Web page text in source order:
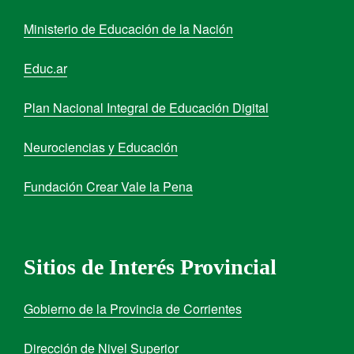
Ministerio de Educación de la Nación
Educ.ar
Plan Nacional Integral de Educación Digital
Neurociencias y Educación
Fundación Crear Vale la Pena
Sitios de Interés Provincial
Gobierno de la Provincia de Corrientes
Dirección de Nivel Superior